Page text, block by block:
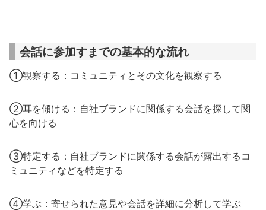
会話に参加すまでの基本的な流れ
①観察する：コミュニティとその文化を観察する
②耳を傾ける：自社ブランドに関係する会話を探して関
心を向ける
③特定する：自社ブランドに関係する会話が露出するコ
ミュニティなどを特定する
④学ぶ：寄せられた意見や会話を詳細に分析して学ぶ